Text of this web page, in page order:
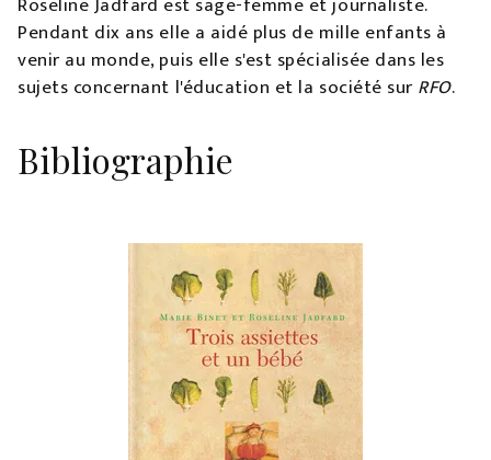
Pendant dix ans elle a aidé plus de mille enfants à
venir au monde, puis elle s'est spécialisée dans les
sujets concernant l'éducation et la société sur RFO.
Bibliographie